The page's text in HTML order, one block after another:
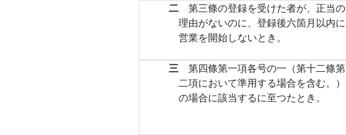
二 第三條の登録を受けた者が、正当の
理由がないのに、登録後六箇月以内に
営業を開始しないとき。
三 第四條第一項各号の一（第十二條第
二項において準用する場合を含む。）
の場合に該当するに至つたとき。